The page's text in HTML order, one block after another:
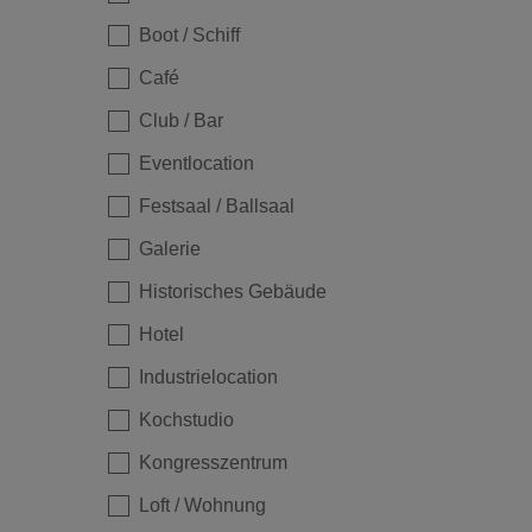
Boot / Schiff
Café
Club / Bar
Eventlocation
Festsaal / Ballsaal
Galerie
Historisches Gebäude
Hotel
Industrielocation
Kochstudio
Kongresszentrum
Loft / Wohnung